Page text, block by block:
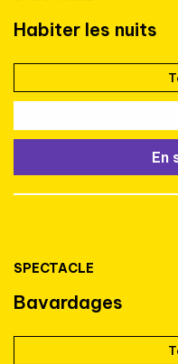
Habiter les nuits
En
SPECTACLE
Bavardages